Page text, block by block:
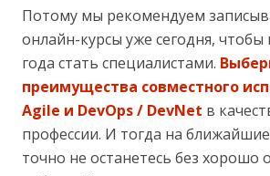
Потому мы рекомендуем
онлайн-курсы уже сегодня, чтобы
года стать специалистами.
преимущества совместного
Agile и DevOps / DevNet в
профессии. И тогда на
точно не останетесь без хорошо